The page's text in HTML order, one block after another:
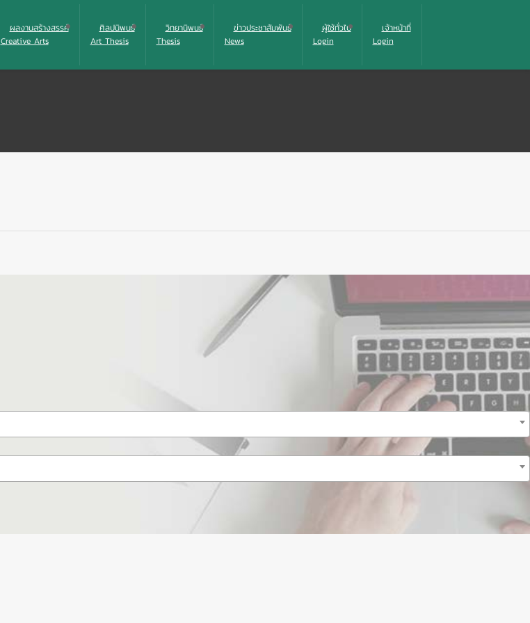
ผลงานสร้างสรรค์
Creative Arts
ศิลปนิพนธ์
Art Thesis
วิทยานิพนธ์
Thesis
ข่าวประชาสัมพันธ์
News
ผู้ใช้ทั่วไป
Login
เจ้าหน้าที่
Login